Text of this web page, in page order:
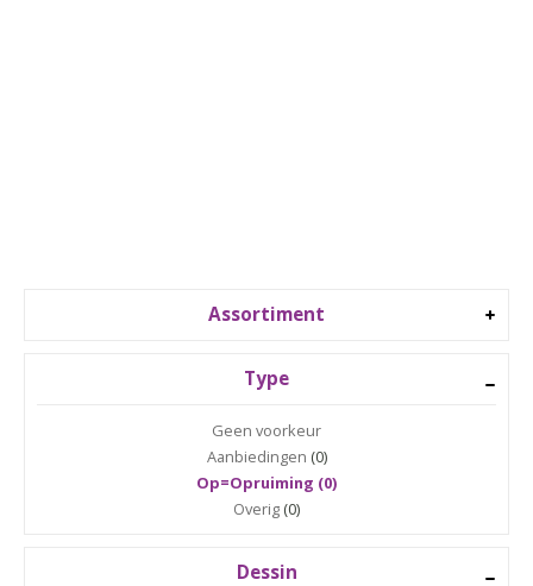
Assortiment
Type
Geen voorkeur
Aanbiedingen (0)
Op=Opruiming (0)
Overig (0)
Dessin